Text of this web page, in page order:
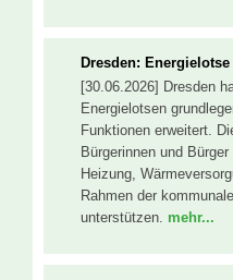
Dresden:
[30.06.2026] Dresden
Energielotsen
Funktionen erweitert.
Bürgerinnen und
Heizung,
Rahmen der
unterstützen. mehr...